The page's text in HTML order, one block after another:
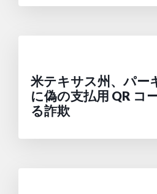
米テキサス州、パー
に偽の支払用 QR コ
る詐欺